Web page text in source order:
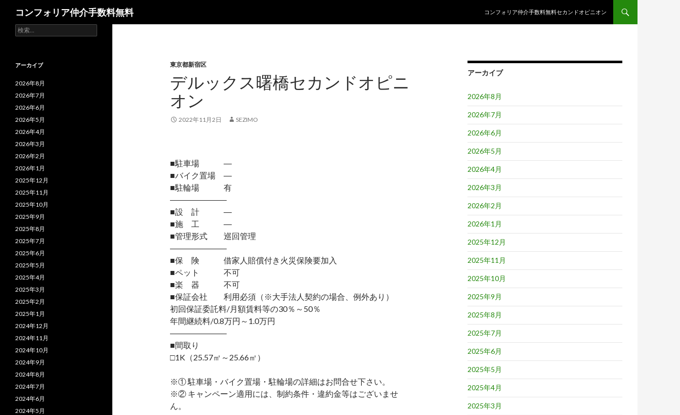
コンフォリア仲介手数料無料
コンフォリア仲介手数料無料セカンドオピニオン
東京都新宿区
デルックス曙橋セカンドオピニ
オン
2022年11月2日 SEZIMO
■駐車場 ―
■バイク置場 ―
■駐輪場 有
―――――――
■設 計 ―
■施 工 ―
■管理形式 巡回管理
―――――――
■保 険 借家人賠償付き火災保険要加入
■ペット 不可
■楽 器 不可
■保証会社 利用必須（※大手法人契約の場合、例外あり）
初回保証委託料/月額賃料等の30％～50％
年間継続料/0.8万円～1.0万円
―――――――
■間取り
□1K（25.57㎡～25.66㎡）
※① 駐車場・バイク置場・駐輪場の詳細はお問合せ下さい。
※② キャンペーン適用には、制約条件・違約金等はございませ
ん。
アーカイブ
2026年8月
2026年7月
2026年6月
2026年5月
2026年4月
2026年3月
2026年2月
2026年1月
2025年12月
2025年11月
2025年10月
2025年9月
2025年8月
2025年7月
2025年6月
2025年5月
2025年4月
2025年3月
検
索:
アーカイブ
2026年8月
2026年7月
2026年6月
2026年5月
2026年4月
2026年3月
2026年2月
2026年1月
2025年12月
2025年11月
2025年10月
2025年9月
2025年8月
2025年7月
2025年6月
2025年5月
2025年4月
2025年3月
2025年2月
2025年1月
2024年12月
2024年11月
2024年10月
2024年9月
2024年8月
2024年7月
2024年6月
2024年5月